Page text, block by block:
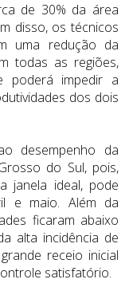
de 30% da área
disso, os técnicos
uma redução da
todas as regiões,
poderá impedir a
dos dois
desempenho da
do Sul, pois,
janela ideal, pode
e maio. Além da
ficaram abaixo
alta incidência de
receio inicial
satisfatório.